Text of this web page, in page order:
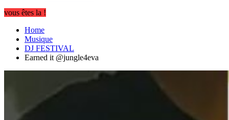
vous êtes la !
Home
Musique
DJ FESTIVAL
Earned it @jungle4eva